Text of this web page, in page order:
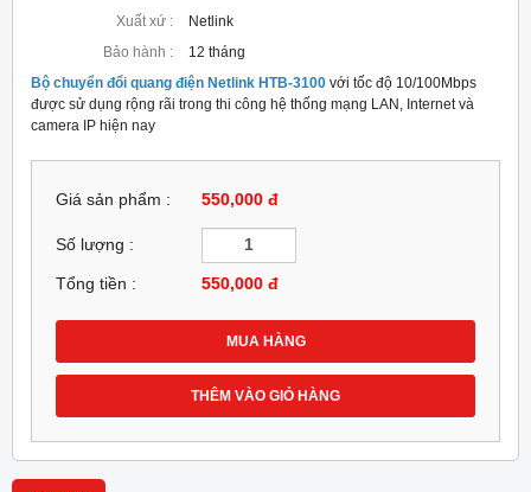
Xuất xứ :
Netlink
Bảo hành :
12 tháng
Bộ chuyển đổi quang điện Netlink HTB-3100 với tốc độ 10/100Mbps
được sử dụng rộng rãi trong thi công hệ thống mạng LAN, Internet và
camera IP hiện nay
Giá sản phẩm : 550,000 đ
Số lượng :
Tổng tiền : 550,000 đ
MUA HÀNG
THÊM VÀO GIỎ HÀNG